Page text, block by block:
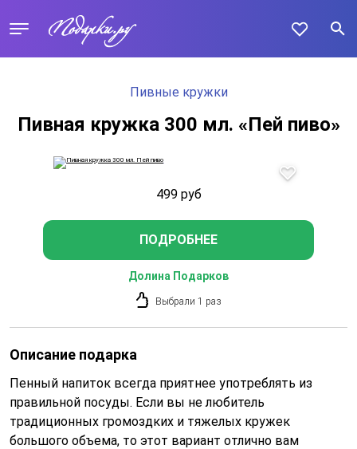
Пивные кружки
Пивная кружка 300 мл. «Пей пиво»
499 руб
ПОДРОБНЕЕ
Долина Подарков
Выбрали 1 раз
Описание подарка
Пенный напиток всегда приятнее употреблять из
правильной посуды. Если вы не любитель
традиционных громоздких и тяжелых кружек
большого объема, то этот вариант отлично вам